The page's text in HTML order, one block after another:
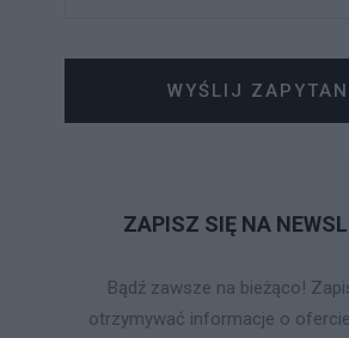
WYŚLIJ
ZAPISZ SIĘ NA
Bądź zawsze na bieżąco!
otrzymywać informacje o